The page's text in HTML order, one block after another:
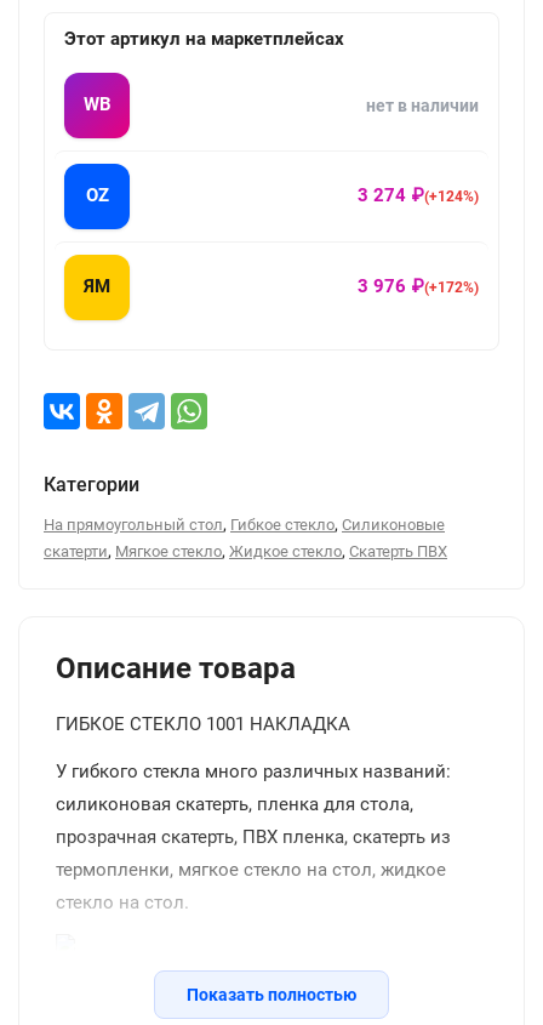
Этот артикул на маркетплейсах
WB нет в наличии
OZ 3 274 ₽(+124%)
ЯМ 3 976 ₽(+172%)
Категории
На прямоугольный стол, Гибкое стекло, Силиконовые
скатерти, Мягкое стекло, Жидкое стекло, Скатерть ПВХ
Описание товара
ГИБКОЕ СТЕКЛО 1001 НАКЛАДКА
У гибкого стекла много различных названий:
силиконовая скатерть, пленка для стола,
прозрачная скатерть, ПВХ пленка, скатерть из
термопленки, мягкое стекло на стол, жидкое
стекло на стол.
Силиконовая прозрачная скатерть -
Показать полностью